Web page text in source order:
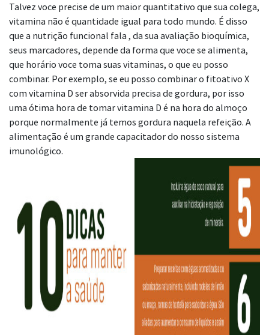
Talvez voce precise de um maior quantitativo que sua colega,
vitamina não é quantidade igual para todo mundo. É disso
que a nutrição funcional fala , da sua avaliação bioquímica,
seus marcadores, depende da forma que voce se alimenta,
que horário voce toma suas vitaminas, o que eu posso
combinar. Por exemplo, se eu posso combinar o fitoativo X
com vitamina D ser absorvida precisa de gordura, por isso
uma ótima hora de tomar vitamina D é na hora do almoço
porque normalmente já temos gordura naquela refeição. A
alimentação é um grande capacitador do nosso sistema
imunológico.